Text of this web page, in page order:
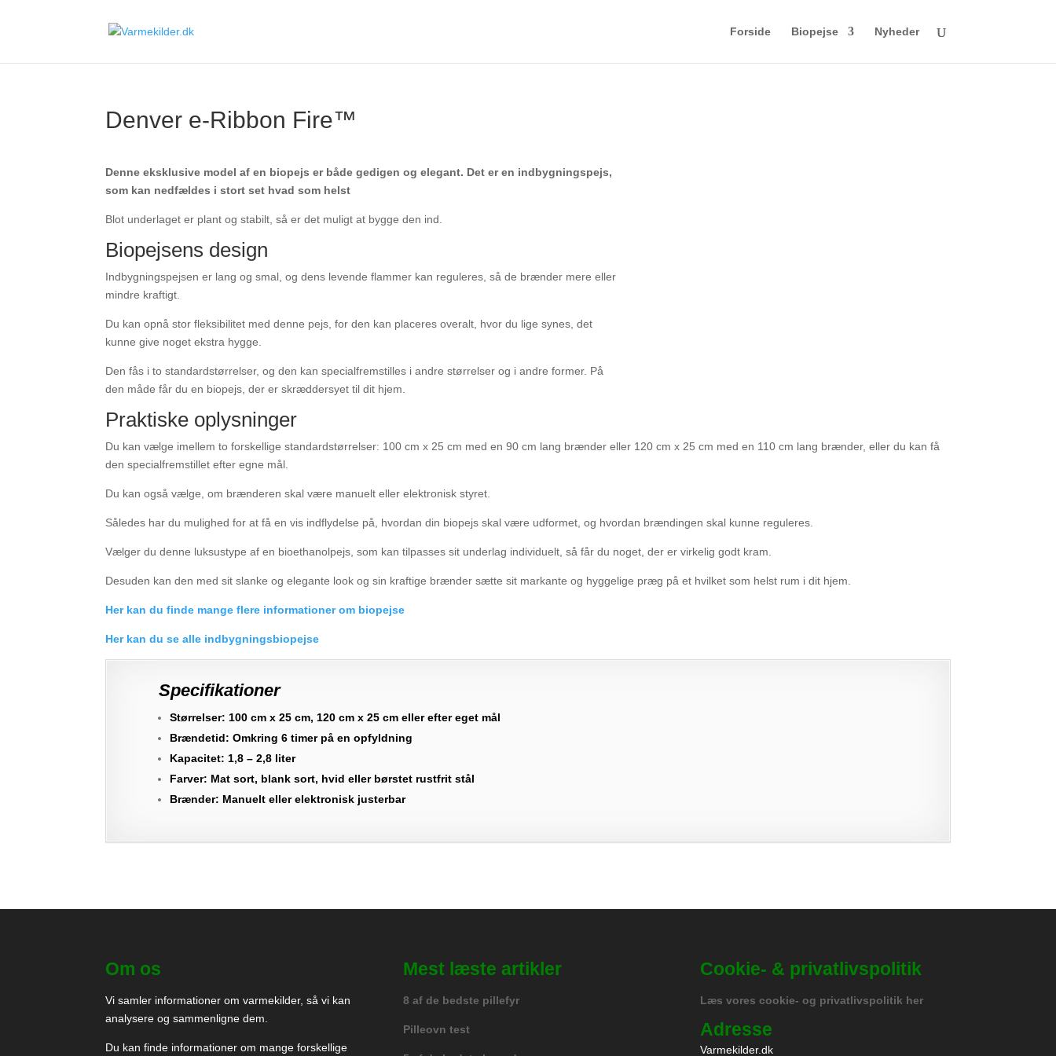
Forside Biopejse Nyheder
Denver e-Ribbon Fire™
Denne eksklusive model af en biopejs er både gedigen og elegant. Det er en indbygningspejs,
som kan nedfældes i stort set hvad som helst
Blot underlaget er plant og stabilt, så er det muligt at bygge den ind.
Biopejsens design
Indbygningspejsen er lang og smal, og dens levende flammer kan reguleres, så de brænder mere eller
mindre kraftigt.
Du kan opnå stor fleksibilitet med denne pejs, for den kan placeres overalt, hvor du lige synes, det
kunne give noget ekstra hygge.
Den fås i to standardstørrelser, og den kan specialfremstilles i andre størrelser og i andre former. På
den måde får du en biopejs, der er skræddersyet til dit hjem.
Praktiske oplysninger
Du kan vælge imellem to forskellige standardstørrelser: 100 cm x 25 cm med en 90 cm lang brænder eller 120 cm x 25 cm med en 110 cm lang brænder, eller du kan få
den specialfremstillet efter egne mål.
Du kan også vælge, om brænderen skal være manuelt eller elektronisk styret.
Således har du mulighed for at få en vis indflydelse på, hvordan din biopejs skal være udformet, og hvordan brændingen skal kunne reguleres.
Vælger du denne luksustype af en bioethanolpejs, som kan tilpasses sit underlag individuelt, så får du noget, der er virkelig godt kram.
Desuden kan den med sit slanke og elegante look og sin kraftige brænder sætte sit markante og hyggelige præg på et hvilket som helst rum i dit hjem.
Her kan du finde mange flere informationer om biopejse
Her kan du se alle indbygningsbiopejse
Specifikationer
Størrelser: 100 cm x 25 cm, 120 cm x 25 cm eller efter eget mål
Brændetid: Omkring 6 timer på en opfyldning
Kapacitet: 1,8 – 2,8 liter
Farver: Mat sort, blank sort, hvid eller børstet rustfrit stål
Brænder: Manuelt eller elektronisk justerbar
Om os
Vi samler informationer om varmekilder, så vi kan
analysere og sammenligne dem.
Du kan finde informationer om mange forskellige
Mest læste artikler
8 af de bedste pillefyr
Pilleovn test
Cookie- & privatlivspolitik
Læs vores cookie- og privatlivspolitik her
Adresse
Varmekilder.dk